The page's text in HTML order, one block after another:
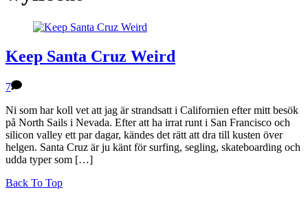
Keep Santa Cruz Weird
7
Ni som har koll vet att jag är strandsatt i Californien efter mitt besök
på North Sails i Nevada. Efter att ha irrat runt i San Francisco och
silicon valley ett par dagar, kändes det rätt att dra till kusten över
helgen. Santa Cruz är ju känt för surfing, segling, skateboarding och
udda typer som […]
Back To Top